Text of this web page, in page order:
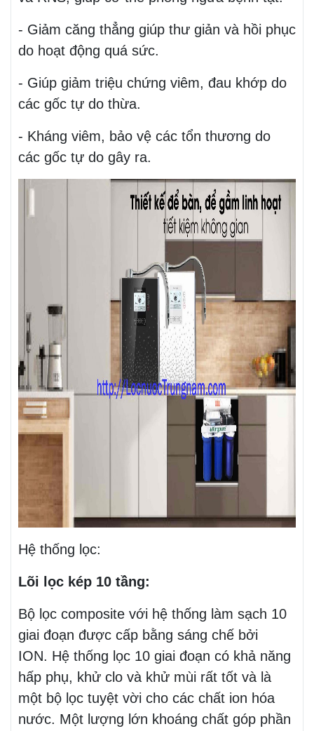
- Giảm căng thẳng giúp thư giản và hồi phục
do hoạt động quá sức.
- Giúp giảm triệu chứng viêm, đau khớp do
các gốc tự do thừa.
- Kháng viêm, bảo vệ các tổn thương do
các gốc tự do gây ra.
Hệ thống lọc:
Lõi lọc kép 10 tầng:
Bộ lọc composite với hệ thống làm sạch 10
giai đoạn được cấp bằng sáng chế bởi
ION. Hệ thống lọc 10 giai đoạn có khả năng
hấp phụ, khử clo và khử mùi rất tốt và là
một bộ lọc tuyệt vời cho các chất ion hóa
nước. Một lượng lớn khoáng chất góp phần